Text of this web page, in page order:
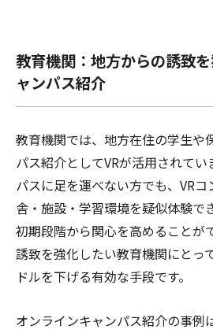
教育機関：地方からの誘致
ャンパス紹介
教育機関では、地方在住の学生や
パス紹介としてVRが活用されてい
パスに足を運べない方でも、VR
舎・施設・学習環境を疑似体験で
初期段階から関心を高めることが
誘致を強化したい教育機関にとっ
ドルを下げる有効な手段です。
オンラインキャンパス紹介の事例